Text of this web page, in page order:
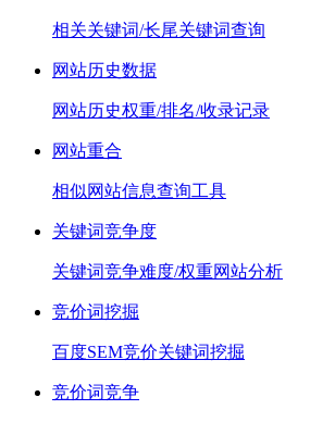
相关关键词/长尾关键词查询
网站历史数据
网站历史权重/排名/收录记录
网站重合
相似网站信息查询工具
关键词竞争度
关键词竞争难度/权重网站分析
竞价词挖掘
百度SEM竞价关键词挖掘
竞价词竞争